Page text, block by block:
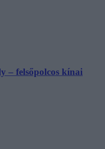
– felsőpolcos kínai